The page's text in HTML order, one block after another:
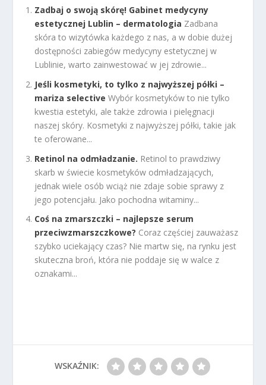
Zadbaj o swoją skórę! Gabinet medycyny
estetycznej Lublin – dermatologia Zadbana
skóra to wizytówka każdego z nas, a w dobie dużej
dostępności zabiegów medycyny estetycznej w
Lublinie, warto zainwestować w jej zdrowie...
Jeśli kosmetyki, to tylko z najwyższej półki –
mariza selective Wybór kosmetyków to nie tylko
kwestia estetyki, ale także zdrowia i pielęgnacji
naszej skóry. Kosmetyki z najwyższej półki, takie jak
te oferowane...
Retinol na odmładzanie. Retinol to prawdziwy
skarb w świecie kosmetyków odmładzających,
jednak wiele osób wciąż nie zdaje sobie sprawy z
jego potencjału. Jako pochodna witaminy...
Coś na zmarszczki – najlepsze serum
przeciwzmarszczkowe? Coraz częściej zauważasz
szybko uciekający czas? Nie martw się, na rynku jest
skuteczna broń, która nie poddaje się w walce z
oznakami...
WSKAŹNIK: